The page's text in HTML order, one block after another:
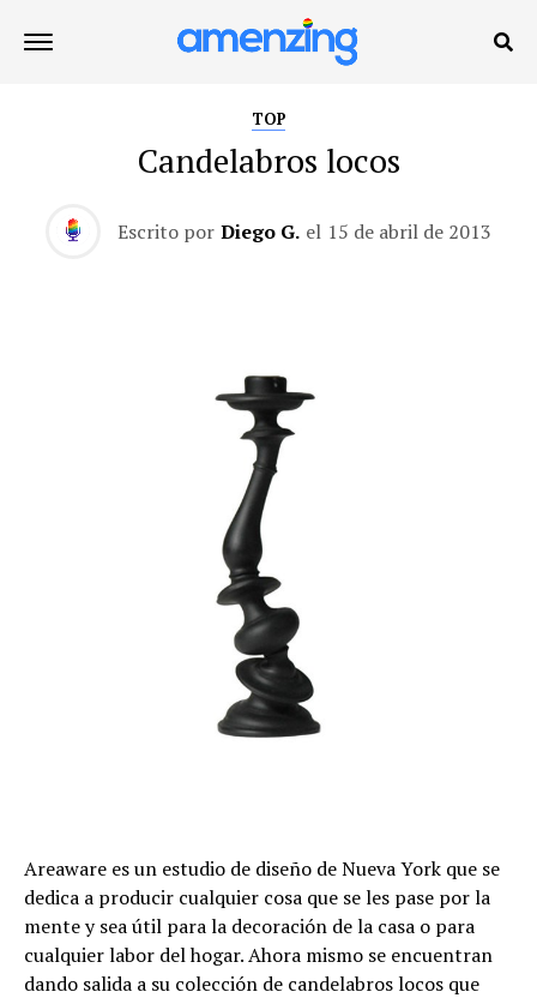
TOP
Candelabros locos
Escrito por Diego G. el 15 de abril de 2013
Areaware es un estudio de diseño de Nueva York que se
dedica a producir cualquier cosa que se les pase por la
mente y sea útil para la decoración de la casa o para
cualquier labor del hogar. Ahora mismo se encuentran
dando salida a su colección de candelabros locos que